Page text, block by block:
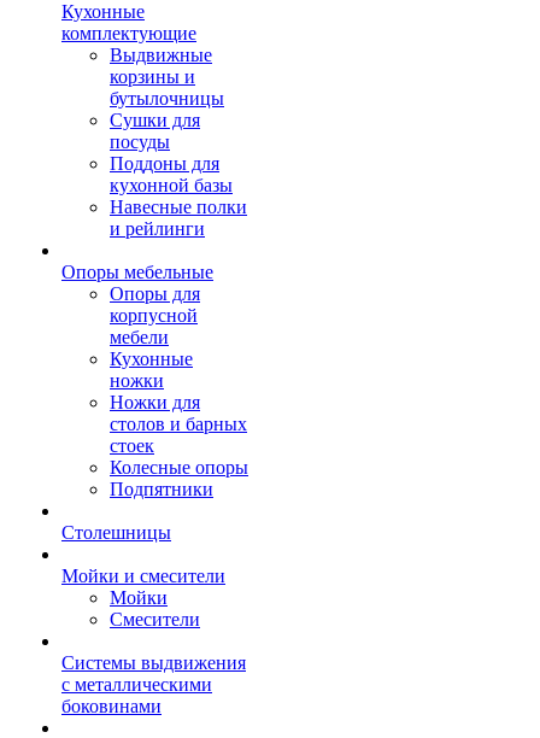
Кухонные
комплектующие
Выдвижные
корзины и
бутылочницы
Сушки для
посуды
Поддоны для
кухонной базы
Навесные полки
и рейлинги
Опоры мебельные
Опоры для
корпусной
мебели
Кухонные
ножки
Ножки для
столов и барных
стоек
Колесные опоры
Подпятники
Столешницы
Мойки и смесители
Мойки
Смесители
Системы выдвижения
с металлическими
боковинами